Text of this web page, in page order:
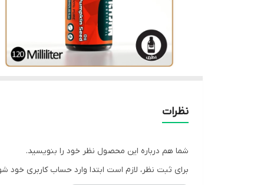
نظرات
شما هم درباره این محصول نظر خود را بنویسید.
برای ثبت نظر، لازم است ابتدا وارد حساب کاربری خود